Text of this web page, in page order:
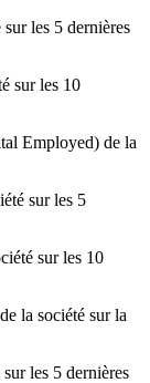
les 5 dernières
sur les 10
Employed) de la
sur les 5
sur les 10
la société sur la
les 5 dernières